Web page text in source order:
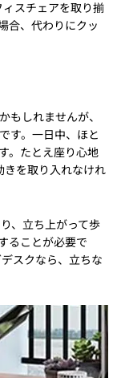
スチェアを取り揃
合、代わりにクッ
もしれませんが、
す。一日中、ほと
。たとえ座り心地
きを取り入れなけれ
、立ち上がって歩
ることが必要で
スクなら、立ちな